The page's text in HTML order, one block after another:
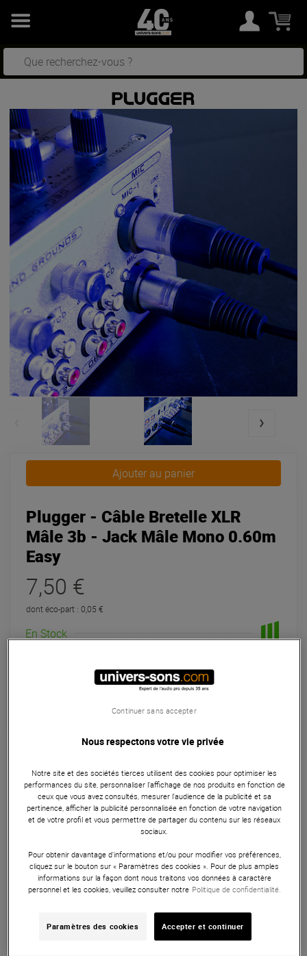
Ajouter au panier
Plugger - Câble Bretelle XLR
Mâle 3b - Jack Mâle Mono 0.60m
Easy
7,50 €
dont éco-part : 0,05 €
En Stock
Expédiable immédiatement
Retrait magasin en 24h
à Univers-sons
Câblerie
Plugger double câble de qualité pour les applications de
studio et de scène, équipé de 2 x Jack mâle 6,3mm mono
vers 2 x XLR femelle 3 broches. Longueur 0,6 mètre.
ARTICLE N° 48021
Autres Caractéristiques
Nous respectons votre vie privée
Notre site et des sociétés tierces utilisent des cookies pour optimiser les
performances du site, personnaliser l’affichage de nos produits en fonction de
ceux que vous avez consultés, mesurer l'audience de la publicité et sa
pertinence, afficher la publicité personnalisée en fonction de votre navigation
et de votre profil et vous permettre de partager du contenu sur les réseaux
sociaux.
Pour obtenir davantage d'informations et/ou pour modifier vos préférences,
cliquez sur le bouton sur « Paramètres des cookies ». Pour de plus amples
informations sur la façon dont nous traitons vos données à caractère
personnel et les cookies, veuillez consulter notre Politique de confidentialité.
Paramètres des cookies Accepter et continuer
Continuer sans accepter